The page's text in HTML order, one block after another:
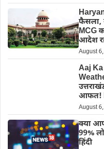
फैसला,
MCG
आदेश
August
Aaj
आफत!
August
क्या आप
99%
हिंदी